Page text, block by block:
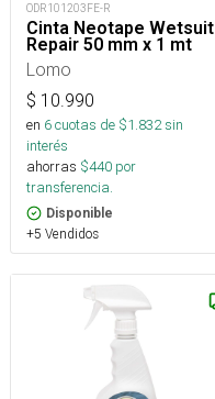
ODR101203FE-R
Cinta Neotape Wetsuit
Repair 50 mm x 1 mt
Lomo
$ 10.990
en 6cuotas de $1.832sin
interés
ahorras $440 por
transferencia.
Disponible
+5 Vendidos